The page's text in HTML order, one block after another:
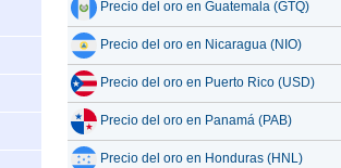
Precio del oro en Guatemala (GTQ)
Precio del oro en Nicaragua (NIO)
Precio del oro en Puerto Rico (USD)
Precio del oro en Panamá (PAB)
Precio del oro en Honduras (HNL)